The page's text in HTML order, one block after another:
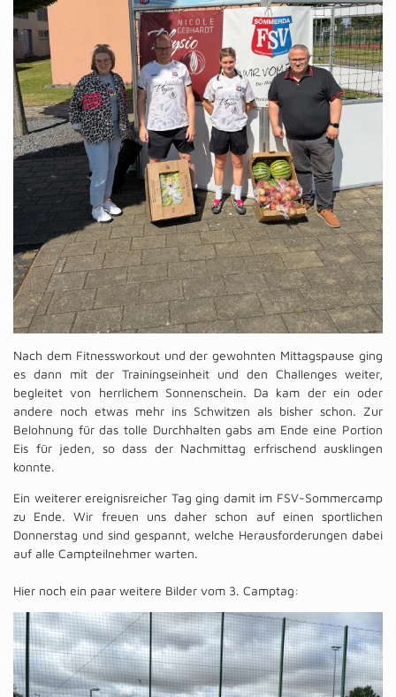
Nach dem Fitnessworkout und der gewohnten Mittagspause ging
es dann mit der Trainingseinheit und den Challenges weiter,
begleitet von herrlichem Sonnenschein. Da kam der ein oder
andere noch etwas mehr ins Schwitzen als bisher schon. Zur
Belohnung für das tolle Durchhalten gabs am Ende eine Portion
Eis für jeden, so dass der Nachmittag erfrischend ausklingen
konnte.
Ein weiterer ereignisreicher Tag ging damit im FSV-Sommercamp
zu Ende. Wir freuen uns daher schon auf einen sportlichen
Donnerstag und sind gespannt, welche Herausforderungen dabei
auf alle Campteilnehmer warten.
Hier noch ein paar weitere Bilder vom 3. Camptag: